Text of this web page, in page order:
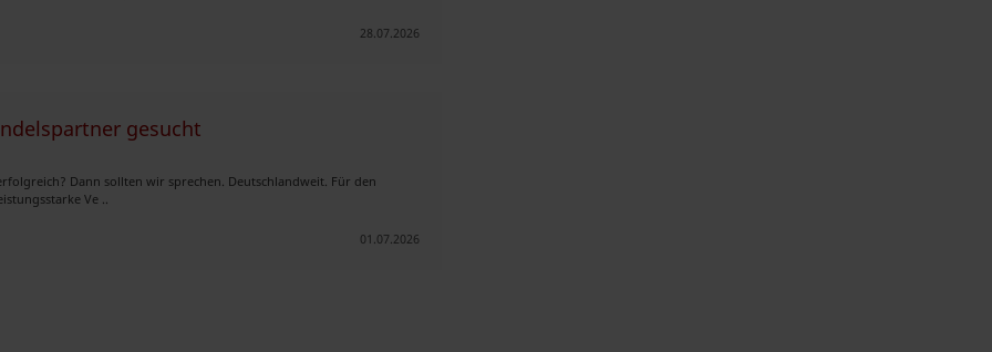
28.07.2026
gesucht
Dann sollten wir sprechen. Deutschlandweit. Für den
Ve ..
01.07.2026